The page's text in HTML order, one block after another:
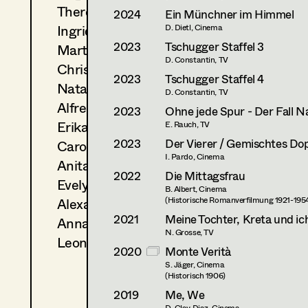
Theresa Kopf
Ingrid Leibezeder
Martina List
Christine Ludwig
Natascha Maraval
Alfred Mayerhofer
Erika Navas
Carola Pizzini
Anita Stoisits
Evelyn Maria Thell
Alexandra Trummer
Anna Zeitlhuber
Leonie Zykan
2024 Ein Münchner im Himmel
D. Dietl, Cinema
2023 Tschugger Staffel 3
D. Constantin, TV
2023 Tschugger Staffel 4
D. Constantin, TV
2023 Ohne jede Spur - Der Fall
E. Rauch, TV
2023 Der Vierer / Gemischtes
I. Pardo, Cinema
2022 Die Mittagsfrau
B. Albert, Cinema
(Historische Romanverfilmung 1921-
2021 Meine Tochter, Kreta und
N. Grosse, TV
2020 Monte Verità
S. Jäger, Cinema
(Historisch 1906)
2019 Me, We